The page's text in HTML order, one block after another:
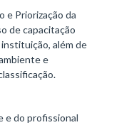
e Priorização da
de capacitação
além de
e
e do profissional